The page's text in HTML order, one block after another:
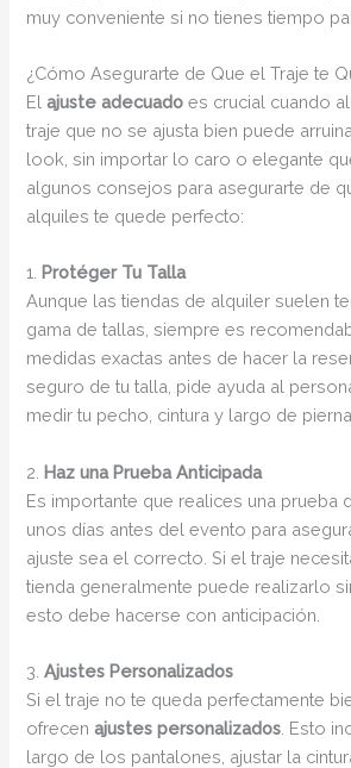
muy conveniente si no tienes tiempo
¿Cómo Asegurarte de Que el Traje te
Elajuste adecuado es crucial cuando
traje que no se ajusta bien puede
look, sin importar lo caro o elegante
algunos consejos para asegurarte de
alquiles te quede perfecto:
1. Protéger Tu Talla
Aunque las tiendas de alquiler suelen
gama de tallas, siempre es
medidas exactas antes de hacer la
seguro de tu talla, pide ayuda al
medir tu pecho, cintura y largo de
2. Haz una Prueba Anticipada
Es importante que realices una prueba
unos días antes del evento para
ajuste sea el correcto. Si el traje
tienda generalmente puede realizarlo
esto debe hacerse con anticipación.
3.Ajustes Personalizados
Si el traje no te queda perfectamente
ofrecenajustes personalizados . Esto
largo de los pantalones, ajustar la